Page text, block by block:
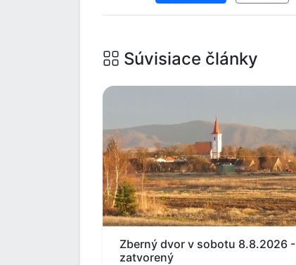
Súvisiace články
Zberný dvor v sobotu 8.8.2026 -
zatvorený